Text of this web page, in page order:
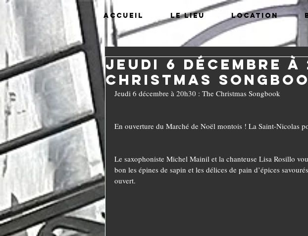
Accueil Le lieu Location
Jeudi 6 décembre à
Christmas
Jeudi 6 décembre à 20h30 : The Christmas Songbook
En ouverture du Marché de Noël montois ! La Saint-Nicolas
Le saxophoniste Michel Mainil et la chanteuse Lisa Rosillo
bon les épines de sapin et les délices de pain d’épices
ouvert.